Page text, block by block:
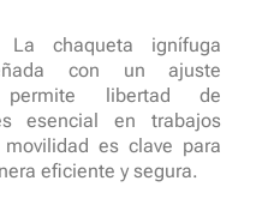
chaqueta ignífuga
con un ajuste
libertad de
esencial en trabajos
es clave para
eficiente y segura.